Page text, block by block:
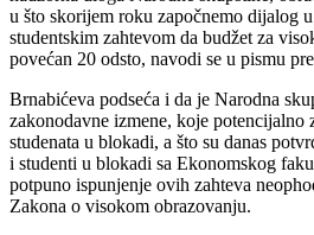
u što skorijem roku započnemo dijalog
studentskim zahtevom da budžet za
povećan 20 odsto, navodi se u pismu
Brnabićeva podseća i da je Narodna
zakonodavne izmene, koje potencijalno
studenata u blokadi, a što su danas
i studenti u blokadi sa Ekonomskog
potpuno ispunjenje ovih zahteva
Zakona o visokom obrazovanju.